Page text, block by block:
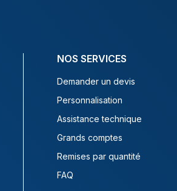
NOS SERVICES
Demander un devis
Personnalisation
Assistance technique
Grands comptes
Remises par quantité
FAQ